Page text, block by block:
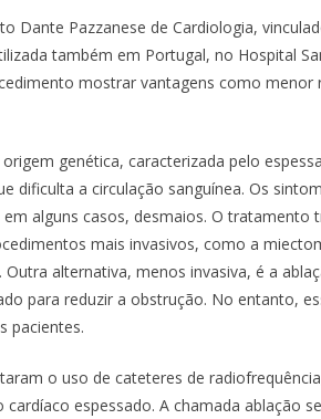
Dante Pazzanese de Cardiologia,
também em Portugal, no Hospital
mostrar vantagens como menor
genética, caracterizada pelo
dificulta a circulação sanguínea. Os
alguns casos, desmaios. O tratamento
mais invasivos, como a
alternativa, menos invasiva, é a
para reduzir a obstrução. No entanto,
pacientes.
o uso de cateteres de
espessado. A chamada ablação